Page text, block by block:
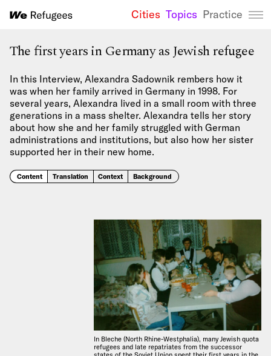
We
Cities Topics Practice
The first years in Germany as Jewish refugee
In this Interview, Alexandra Sadownik rembers how it
was when her family arrived in Germany in 1998. For
several years, Alexandra lived in a small room with three
generations in a mass shelter. Alexandra tells her story
about how she and her family struggled with German
administrations and institutions, but also how her sister
supported her in their new home.
Content Translation Context Background
In Bleche (North Rhine-Westphalia), many Jewish quota
refugees and late repatriates from the successor